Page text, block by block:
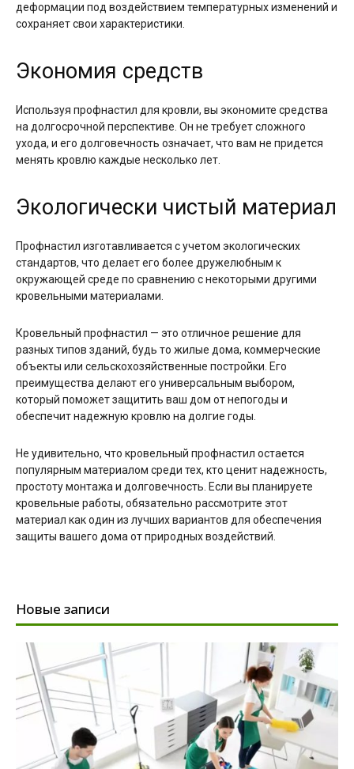
деформации под воздействием температурных изменений и
сохраняет свои характеристики.
Экономия средств
Используя профнастил для кровли, вы экономите средства
на долгосрочной перспективе. Он не требует сложного
ухода, и его долговечность означает, что вам не придется
менять кровлю каждые несколько лет.
Экологически чистый материал
Профнастил изготавливается с учетом экологических
стандартов, что делает его более дружелюбным к
окружающей среде по сравнению с некоторыми другими
кровельными материалами.
Кровельный профнастил — это отличное решение для
разных типов зданий, будь то жилые дома, коммерческие
объекты или сельскохозяйственные постройки. Его
преимущества делают его универсальным выбором,
который поможет защитить ваш дом от непогоды и
обеспечит надежную кровлю на долгие годы.
Не удивительно, что кровельный профнастил остается
популярным материалом среди тех, кто ценит надежность,
простоту монтажа и долговечность. Если вы планируете
кровельные работы, обязательно рассмотрите этот
материал как один из лучших вариантов для обеспечения
защиты вашего дома от природных воздействий.
Новые записи